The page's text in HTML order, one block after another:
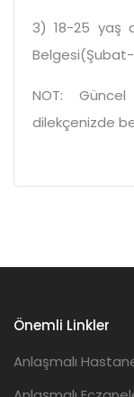
3) 18-25 yaş
NOT:
dilekçenizde
Önemli Linkler
Anlaşmalı